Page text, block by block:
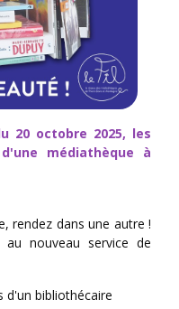
20 octobre 2025, les
médiathèque à
rendez dans une autre !
au nouveau service de
d'un bibliothécaire